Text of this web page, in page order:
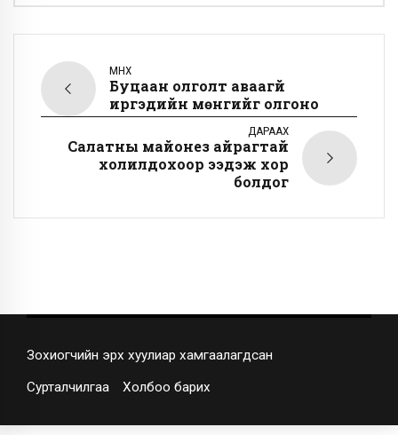
ӨМНӨХ
Буцаан олголт аваагүй
иргэдийн мөнгийг олгоно
ДАРААХ
Салатны майонез айрагтай
холилдохоор ээдэж хор
болдог
Зохиогчийн эрх хуулиар хамгаалагдсан
Сурталчилгаа Холбоо барих